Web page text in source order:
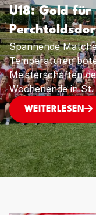
U18: Gold
Spannende
Temperaturen
Meisterschaften
Wochenende in
Ende durften sich
männlich), der
SU Perchtoldsdorf
Grieskirchen (U18
freuen.
WEITERLESEN